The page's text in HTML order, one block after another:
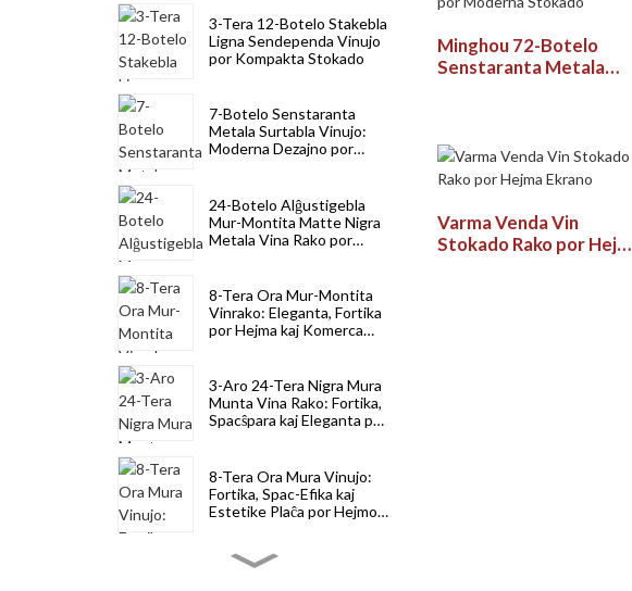
3-Tera 12-Botelo Stakebla
Ligna Sendependa Vinujo
por Kompakta Stokado
7-Botelo Senstaranta
Metala Surtabla Vinujo:
Moderna Dezajno por
24-Botelo Alĝustigebla
Mur-Montita Matte Nigra
Metala Vina Rako por
8-Tera Ora Mur-Montita
Vinrako: Eleganta, Fortika
por Hejma kaj Komerca
3-Aro 24-Tera Nigra Mura
Munta Vina Rako: Fortika,
Spacŝpara kaj Eleganta por
8-Tera Ora Mura Vinujo:
Fortika, Spac-Efika kaj
Estetike Plaĉa por Hejmo
8-Tera Nigra Muro-Monta
Minghou 72-Botelo
Senstaranta Metala
Varma Venda Vin
Stokado Rako por Hejma